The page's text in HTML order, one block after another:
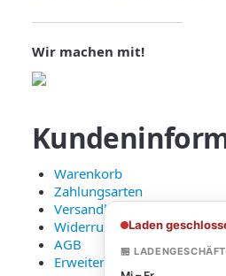
Wir machen mit!
Warenkorb
Zahlungsarten
Versandkosten und Lieferung
Widerruf
AGB
Erweiterte
Laden
🏪